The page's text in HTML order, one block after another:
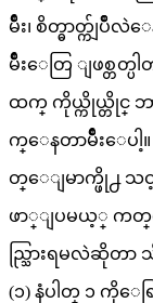
မ်ိဳး၊ စိတ္ဓာတ္က်ျပိဳ
မ်ိဳးေတြ ျဖစ္တတ္
ထက္ ကိုယ္ကိုယ္တိုင္ ဘ
က္ေနတာမ်ိဳးေပါ့
တ္ေျမာက္ဖို႕ သင့္
ဖာ္ျပမယ့္ ကတ္ေ
ည္သြားရမလဲဆိုတာ
(၁) နံပါတ္ ၁ ကိုေ